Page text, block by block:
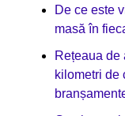
De ce este
masă în
Rețeaua de
kilometri de